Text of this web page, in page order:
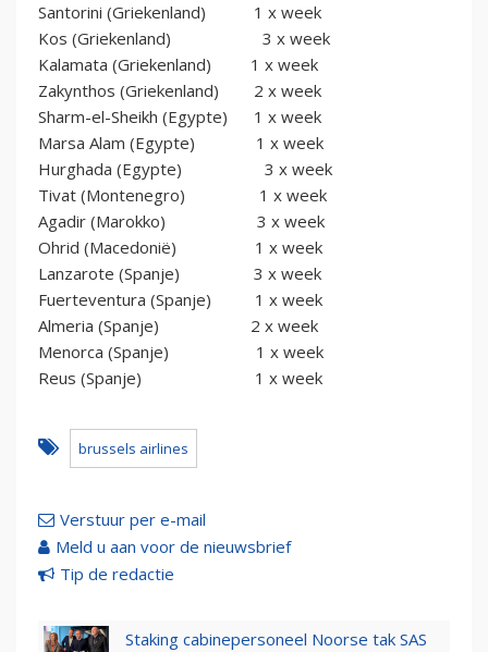
Santorini (Griekenland) 1 x week
Kos (Griekenland) 3 x week
Kalamata (Griekenland) 1 x week
Zakynthos (Griekenland) 2 x week
Sharm-el-Sheikh (Egypte) 1 x week
Marsa Alam (Egypte) 1 x week
Hurghada (Egypte) 3 x week
Tivat (Montenegro) 1 x week
Agadir (Marokko) 3 x week
Ohrid (Macedonië) 1 x week
Lanzarote (Spanje) 3 x week
Fuerteventura (Spanje) 1 x week
Almeria (Spanje) 2 x week
Menorca (Spanje) 1 x week
Reus (Spanje) 1 x week
brussels airlines
Verstuur per e-mail
Meld u aan voor de nieuwsbrief
Tip de redactie
Staking cabinepersoneel Noorse tak SAS